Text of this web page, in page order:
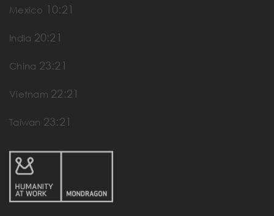
Mexico 10:21
India 20:21
China 23:21
Vietnam 22:21
Taiwan 23:21